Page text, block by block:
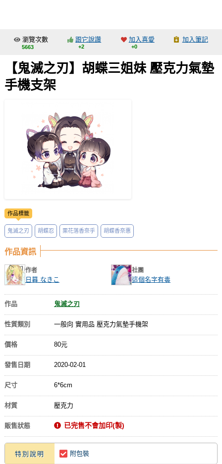
交流中心
攤位轉讓區
會員功能選單
註冊會員
登入
瀏覽次數
5663
跟它說讚
+2
加入喜愛
+0
加入筆記
【鬼滅之刃】胡蝶三姐妹 壓克力氣墊
手機支架
作品標籤
鬼滅之刃 胡蝶忍 栗花落香奈乎 胡蝶香奈惠
作品資訊
作者
日暮 なきこ
社團
這個名字有毒
作品 鬼滅之刃
性質類別 一般向 實用品 壓克力氣墊手機架
價格 80元
發售日期 2020-02-01
尺寸 6*6cm
材質 壓克力
販售狀態 已完售不會加印(製)
特別說明 附包裝